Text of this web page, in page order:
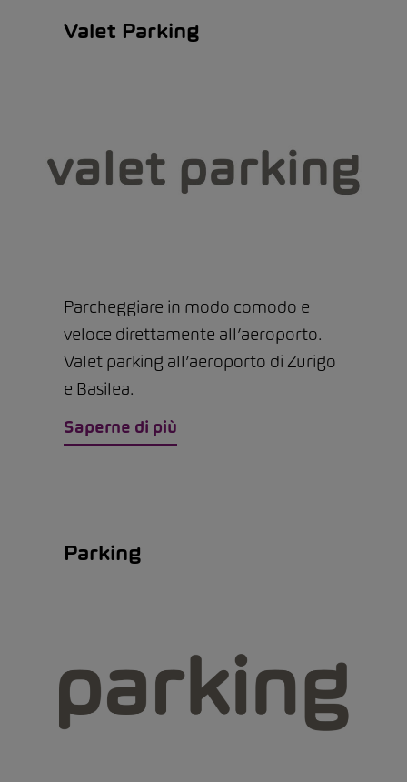
Valet Parking
Parcheggiare in modo comodo e
veloce direttamente all’aeroporto.
Valet parking all’aeroporto di Zurigo
e Basilea.
Saperne di più
Parking